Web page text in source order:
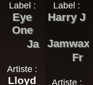
Label :
Eye
One
Ja
Artiste :
Lloyd
Label :
Harry J
Jamwax
Fr
Artiste :